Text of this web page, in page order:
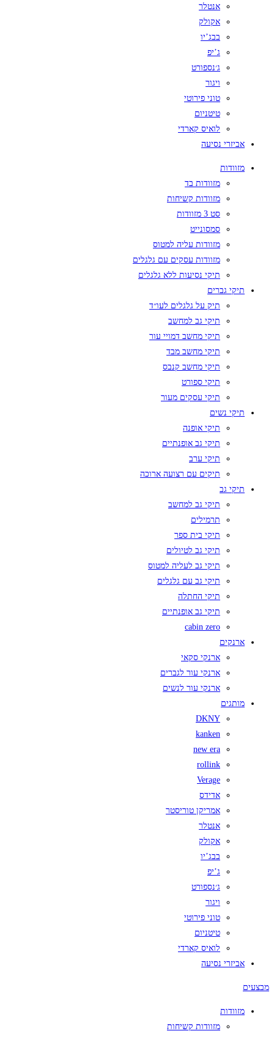
אנטלר
אקולק
בבג’יו
ג’יפ
ג׳נספורט
ויגור
טוני פירוטי
טיטניום
לואיס קארדי
אביזרי נסיעה
מזוודות
מזוודות בד
מזוודות קשיחות
סט 3 מזוודות
סמסונייט
מזוודות עליה למטוס
מזוודות עסקים עם גלגלים
תיקי נסיעות ללא גלגלים
תיקי גברים
תיק על גלגלים לעו״ד
תיקי גב למחשב
תיקי מחשב דמויי עור
תיקי מחשב מבד
תיקי מחשב קנבס
תיקי ספורט
תיקי עסקים מעור
תיקי נשים
תיקי אופנה
תיקי גב אופנתיים
תיקי ערב
תיקים עם רצועה ארוכה
תיקי גב
תיקי גב למחשב
תרמילים
תיקי בית ספר
תיקי גב לטיולים
תיקי גב לעליה למטוס
תיקי גב עם גלגלים
תיקי החתלה
תיקי גב אופנתיים
cabin zero
ארנקים
ארנקי סקאי
ארנקי עור לגברים
ארנקי עור לנשים
מותגים
DKNY
kanken
new era
rollink
Verage
אדידס
אמריקן טוריסטר
אנטלר
אקולק
בבג’יו
ג’יפ
ג׳נספורט
ויגור
טוני פירוטי
טיטניום
לואיס קארדי
אביזרי נסיעה
מבצעים
מזוודות
מזוודות קשיחות